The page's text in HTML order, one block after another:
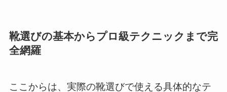
靴選びの基本からプロ級テクニックまで完
全網羅
ここからは、実際の靴選びで使える具体的なテ